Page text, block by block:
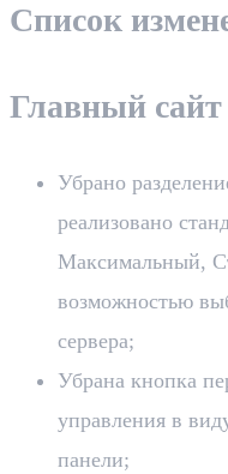
Список
Главный
Убрано
реализовано
Максимальный,
возможностью
сервера;
Убрана кнопка
управления в
панели;